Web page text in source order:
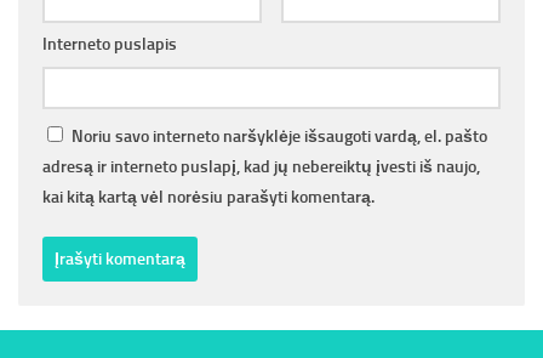
Interneto puslapis
Noriu savo interneto naršyklėje išsaugoti vardą, el. pašto
adresą ir interneto puslapį, kad jų nebereiktų įvesti iš naujo,
kai kitą kartą vėl norėsiu parašyti komentarą.